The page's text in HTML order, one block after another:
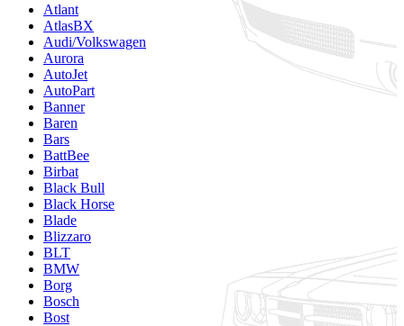
Atlant
AtlasBX
Audi/Volkswagen
Aurora
AutoJet
AutoPart
Banner
Baren
Bars
BattBee
Birbat
Black Bull
Black Horse
Blade
Blizzaro
BLT
BMW
Borg
Bosch
Bost